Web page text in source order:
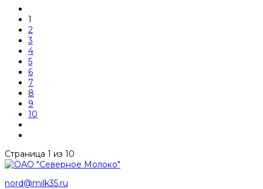
1
2
3
4
5
6
7
8
9
10
Страница 1 из 10
nord@milk35.ru